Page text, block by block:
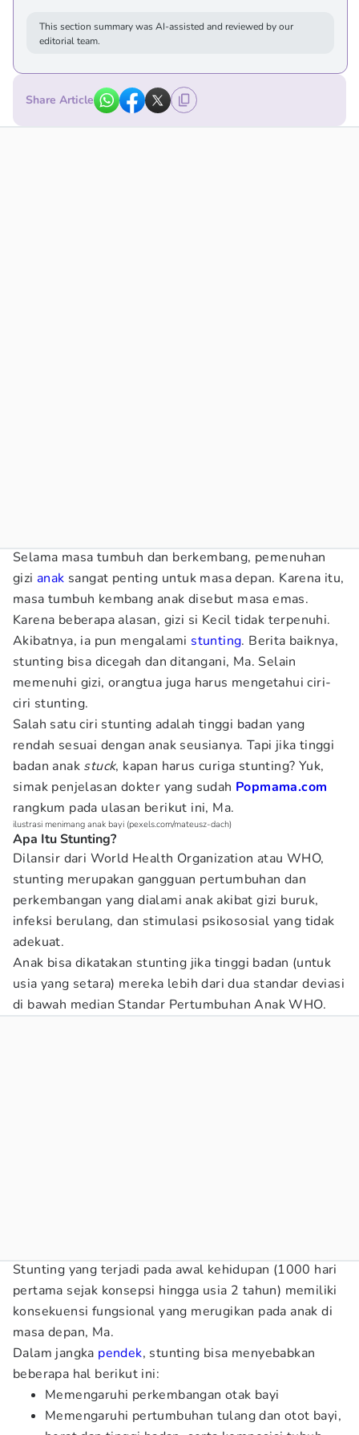
This section summary was AI-assisted and reviewed by our
editorial team.
Share Article
Selama masa tumbuh dan berkembang, pemenuhan
gizi anak sangat penting untuk masa depan. Karena itu,
masa tumbuh kembang anak disebut masa emas.
Karena beberapa alasan, gizi si Kecil tidak terpenuhi.
Akibatnya, ia pun mengalami stunting. Berita baiknya,
stunting bisa dicegah dan ditangani, Ma. Selain
memenuhi gizi, orangtua juga harus mengetahui ciri-
ciri stunting.
Salah satu ciri stunting adalah tinggi badan yang
rendah sesuai dengan anak seusianya. Tapi jika tinggi
badan anak stuck, kapan harus curiga stunting? Yuk,
simak penjelasan dokter yang sudah Popmama.com
rangkum pada ulasan berikut ini, Ma.
ilustrasi menimang anak bayi (pexels.com/mateusz-dach)
Apa Itu Stunting?
Dilansir dari World Health Organization atau WHO,
stunting merupakan gangguan pertumbuhan dan
perkembangan yang dialami anak akibat gizi buruk,
infeksi berulang, dan stimulasi psikososial yang tidak
adekuat.
Anak bisa dikatakan stunting jika tinggi badan (untuk
usia yang setara) mereka lebih dari dua standar deviasi
di bawah median Standar Pertumbuhan Anak WHO.
Stunting yang terjadi pada awal kehidupan (1000 hari
pertama sejak konsepsi hingga usia 2 tahun) memiliki
konsekuensi fungsional yang merugikan pada anak di
masa depan, Ma.
Dalam jangka pendek, stunting bisa menyebabkan
beberapa hal berikut ini:
Memengaruhi perkembangan otak bayi
Memengaruhi pertumbuhan tulang dan otot bayi,